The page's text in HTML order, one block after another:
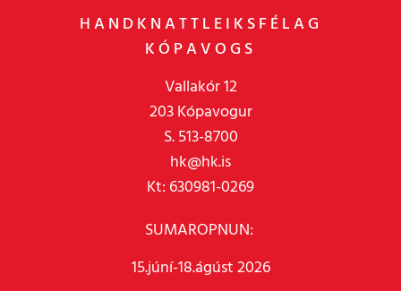
HANDKNATTLEIKSFÉLAG
KÓPAVOGS
Vallakór 12
203 Kópavogur
S. 513-8700
hk@hk.is
Kt: 630981-0269
SUMAROPNUN:
15.júní-18.ágúst 2026